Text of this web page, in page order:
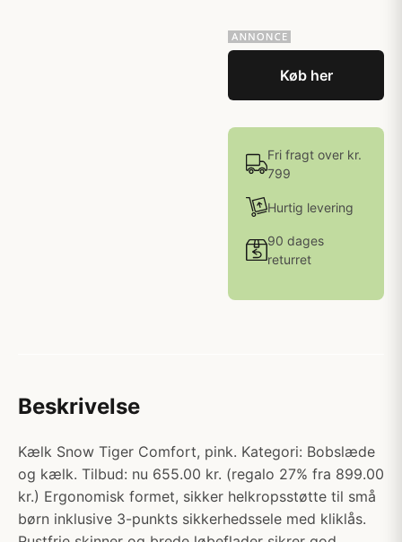
Køb her
Fri fragt over kr.
799
Hurtig levering
90 dages
returret
Beskrivelse
Kælk Snow Tiger Comfort, pink. Kategori: Bobslæde
og kælk. Tilbud: nu 655.00 kr. (regalo 27% fra 899.00
kr.) Ergonomisk formet, sikker helkropsstøtte til små
børn inklusive 3-punkts sikkerhedssele med kliklås.